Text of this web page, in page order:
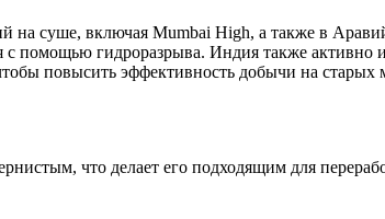
на суше, включая Mumbai High, а также в
помощью гидроразрыва. Индия также
повысить эффективность добычи на старых
что делает его подходящим для